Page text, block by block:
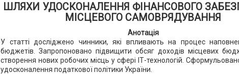
ШЛЯХИ УДОСКОНАЛЕННЯ ФІНАНСОВОГО
МІСЦЕВОГО САМОВРЯДУВАННЯ
Анотація
У статті досліджено чинники, які впливають на процес
бюджетів. Запропоновано підвищити обсяг доходів місцевих
створення нових робочих місць у сфері ІТ-технологій.
удосконалення податкової політики України.